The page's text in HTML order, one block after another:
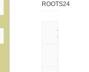
ROOTS24
drucken
schreiben